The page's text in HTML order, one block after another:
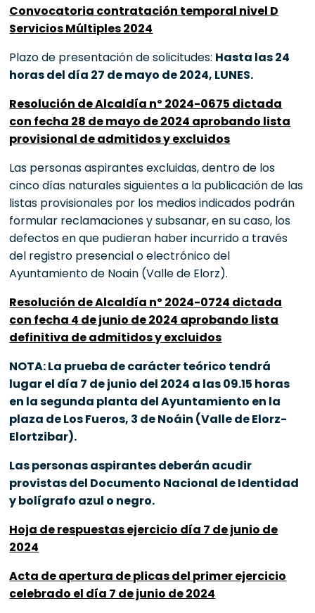
Convocatoria contratación temporal nivel D
Servicios Múltiples 2024
Plazo de presentación de solicitudes: Hasta las 24
horas del día 27 de mayo de 2024, LUNES.
Resolución de Alcaldía nº 2024-0675 dictada
con fecha 28 de mayo de 2024 aprobando lista
provisional de admitidos y excluidos
Las personas aspirantes excluidas, dentro de los
cinco días naturales siguientes a la publicación de las
listas provisionales por los medios indicados podrán
formular reclamaciones y subsanar, en su caso, los
defectos en que pudieran haber incurrido a través
del registro presencial o electrónico del
Ayuntamiento de Noain (Valle de Elorz).
Resolución de Alcaldía nº 2024-0724 dictada
con fecha 4 de junio de 2024 aprobando lista
definitiva de admitidos y excluidos
NOTA: La prueba de carácter teórico tendrá
lugar el día 7 de junio del 2024 a las 09.15 horas
en la segunda planta del Ayuntamiento en la
plaza de Los Fueros, 3 de Noáin (Valle de Elorz-
Elortzibar).
Las personas aspirantes deberán acudir
provistas del Documento Nacional de Identidad
y bolígrafo azul o negro.
Hoja de respuestas ejercicio día 7 de junio de
2024
Acta de apertura de plicas del primer ejercicio
celebrado el día 7 de junio de 2024